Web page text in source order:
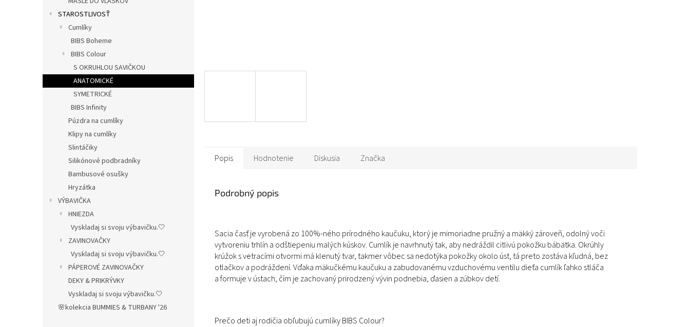
STAROSTLIVOSŤ
Cumlíky
BIBS Boheme
BIBS Colour
S OKRUHLOU SAVIČKOU
ANATOMICKÉ
SYMETRICKÉ
BIBS Infinity
Púzdra na cumlíky
Klipy na cumlíky
Slintáčiky
Silikónové podbradníky
Bambusové osušky
Hryzátka
VÝBAVIČKA
HNIEZDA
Vyskladaj si svoju výbavičku.🤍
ZAVINOVAČKY
Vyskladaj si svoju výbavičku.🤍
PÁPEROVÉ ZAVINOVAČKY
DEKY & PRIKRÝVKY
Vyskladaj si svoju výbavičku.🤍
🌸kolekcia BUMMIES & TURBANY '26
Popis Hodnotenie Diskusia Značka
Podrobný popis
Sacia časť je vyrobená zo 100%-ného prírodného kaučuku, ktorý je mimoriadne pružný a mäkký zároveň, odolný voči
vytvoreniu trhlín a odštiepeniu malých kúskov. Cumlík je navrhnutý tak, aby nedráždil citlivú pokožku bábätka. Okrúhly
krúžok s vetracími otvormi má klenutý tvar, takmer vôbec sa nedotýka pokožky okolo úst, tá preto zostáva kľudná, bez
otlačkov a podráždení. Vďaka mäkučkému kaučuku a zabudovanému vzduchovému ventilu dieťa cumlík ľahko stláča
a formuje v ústach, čím je zachovaný prirodzený vývin podnebia, ďasien a zúbkov detí.
Prečo deti aj rodičia obľubujú cumlíky BIBS Colour?